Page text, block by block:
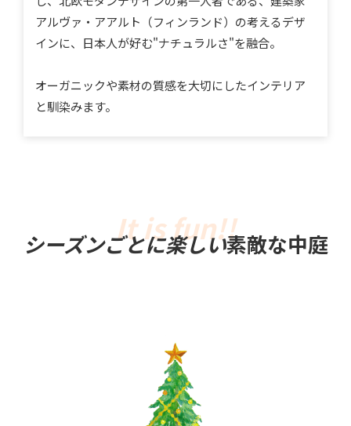
アルヴァ・アアルト（フィンランド）の考えるデザ
インに、日本人が好む"ナチュラルさ"を融合。
オーガニックや素材の質感を大切にしたインテリア
と馴染みます。
シーズンごとに楽しい素敵な中庭